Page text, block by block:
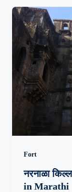
Fort
नरनाळा
in Marathi